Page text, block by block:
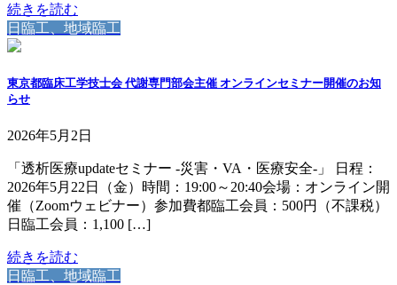
続きを読む
日臨工、地域臨工
東京都臨床工学技士会 代謝専門部会主催 オンラインセミナー開催のお知
らせ
2026年5月2日
「透析医療updateセミナー -災害・VA・医療安全-」 日程：
2026年5月22日（金）時間：19:00～20:40会場：オンライン開
催（Zoomウェビナー）参加費都臨工会員：500円（不課税）
日臨工会員：1,100 […]
続きを読む
日臨工、地域臨工